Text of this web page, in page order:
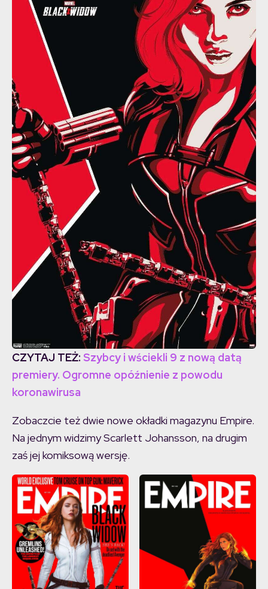
CZYTAJ TEŻ: Szybcy i wściekli 9 z nową datą
premiery. Ogromne opóźnienie z powodu
koronawirusa
Zobaczcie też dwie nowe okładki magazynu Empire.
Na jednym widzimy Scarlett Johansson, na drugim
zaś jej komiksową wersję.